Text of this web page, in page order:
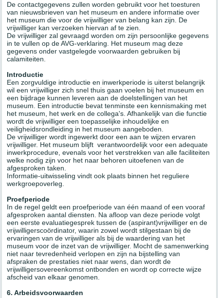
De contactgegevens zullen worden gebruikt voor het toesturen
van nieuwsbrieven van het museum en andere informatie over
het museum die voor de vrijwilliger van belang kan zijn. De
vrijwilliger kan verzoeken hiervan af te zien.
De vrijwilliger zal gevraagd worden om zijn persoonlijke gegevens
in te vullen op de AVG-verklaring. Het museum mag deze
gegevens onder vastgelegde voorwaarden gebruiken bij
calamiteiten.
Introductie
Een zorgvuldige introductie en inwerkperiode is uiterst belangrijk
wil een vrijwilliger zich snel thuis gaan voelen bij het museum en
een bijdrage kunnen leveren aan de doelstellingen van het
museum. Een introductie bevat tenminste een kennismaking met
het museum, het werk en de collega's. Afhankelijk van die functie
wordt de vrijwilliger een toepasselijke inhoudelijke en
veiligheidsrondleiding in het museum aangeboden.
De vrijwilliger wordt ingewerkt door een aan te wijzen ervaren
vrijwilliger. Het museum blijft verantwoordelijk voor een adequate
inwerkprocedure, evenals voor het verstrekken van alle faciliteiten
welke nodig zijn voor het naar behoren uitoefenen van de
afgesproken taken.
Informatie-uitwisseling vindt ook plaats binnen het reguliere
werkgroepoverleg.
Proefperiode
In de regel geldt een proefperiode van één maand of een vooraf
afgesproken aantal diensten. Na afloop van deze periode volgt
een eerste evaluatiegesprek tussen de (aspirant)vrijwilliger en de
vrijwilligerscoördinator, waarin zowel wordt stilgestaan bij de
ervaringen van de vrijwilliger als bij de waardering van het
museum voor de inzet van de vrijwilliger. Mocht de samenwerking
niet naar tevredenheid verlopen en zijn na bijstelling van
afspraken de prestaties niet naar wens, dan wordt de
vrijwilligersovereenkomst ontbonden en wordt op correcte wijze
afscheid van elkaar genomen.
6. Arbeidsvoorwaarden